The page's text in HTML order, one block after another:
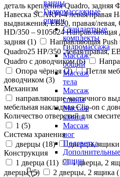
ванны
Гидромассажные
опции
Стандартные
комплекты
гидромассажа
Массаж
общий
Массаж
тела
Массаж
спины
Массаж
шиацу
Массаж
ног
Подсветка
Дополнительные
опции
деталь крепления Quadro, задняя
Навеска SCARPI-4 левая/правая
выдвижения, ЕВ20, правая/левая,
HD/350 – 9105624 Направляющая
задняя (1)
Направляющая Push
Quadro25 НР/350 ,левая/правая,
Quadro с доводчиком (6)
Опора чёрная (2)
Петля
доводчиком (3)
Механизм
направляющие частичного
мебельная накладная Clip-on с
Количество отверстий для
1 (5)
Система хранения
дверцы (18) дверцы,
Конструкция
1 дверца (11) 1 дверца, 2
дверцы (5) 2 дверцы, 2 ящика (